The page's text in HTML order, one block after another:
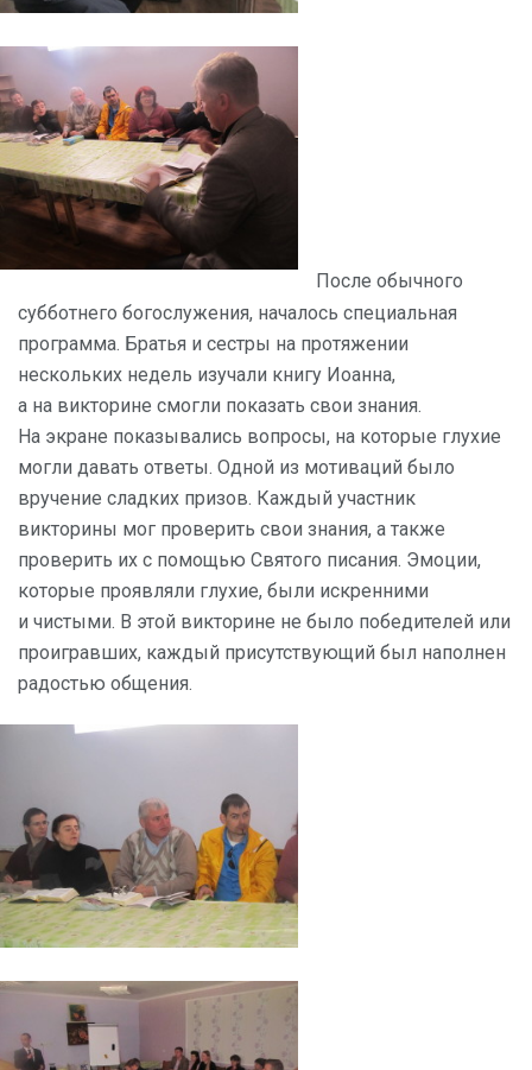
После обычного
субботнего богослужения, началось специальная
программа. Братья и сестры на протяжении
нескольких недель изучали книгу Иоанна,
а на викторине смогли показать свои знания.
На экране показывались вопросы, на которые глухие
могли давать ответы. Одной из мотиваций было
вручение сладких призов. Каждый участник
викторины мог проверить свои знания, а также
проверить их с помощью Святого писания. Эмоции,
которые проявляли глухие, были искренними
и чистыми. В этой викторине не было победителей или
проигравших, каждый присутствующий был наполнен
радостью общения.